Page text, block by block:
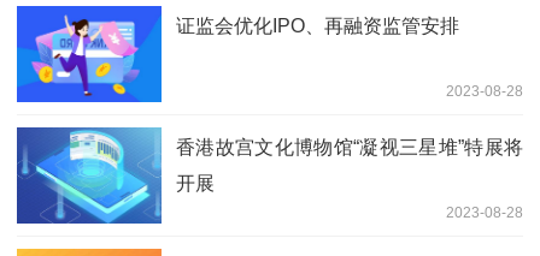
证监会优化IPO、再融资监管安排
2023-08-28
香港故宫文化博物馆“凝视三星堆”特展将
开展
2023-08-28